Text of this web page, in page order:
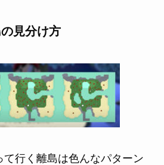
見分け方
て行く離島は色んなパターン